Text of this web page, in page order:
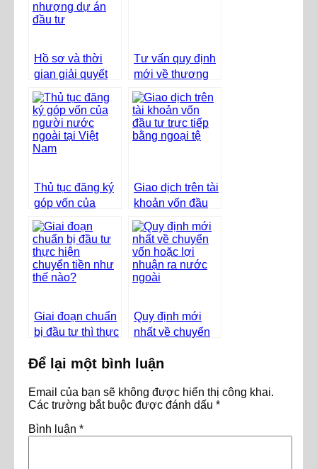
Hồ sơ và thời
gian giải quyết
thủ tục chuyển
nhượng dự án
đầu tư
Tư vấn quy định
mới về thương
mại quốc tế năm
2017
Thủ tục đăng ký
góp vốn của
người nước
ngoài tại Việt
Nam
Giao dịch trên tài
khoản vốn đầu
tư trực tiếp bằng
ngoại tệ
Giai đoạn chuẩn
bị đầu tư thì thực
như thế nào?
Quy định mới
nhất về chuyển
nhuận ra nước
Để lại một bình luận
Email của bạn sẽ không được hiển thị công khai.
Các trường bắt buộc được đánh dấu *
Bình luận *